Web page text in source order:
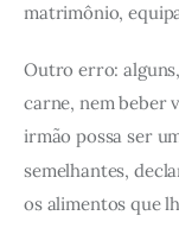
matrimônio,
Outro erro:
carne, nem beber
irmão possa ser
semelhantes,
os alimentos que